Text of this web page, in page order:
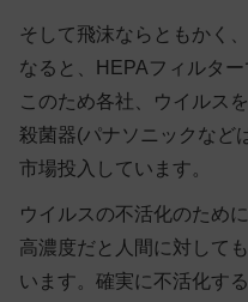
そして飛沫ならともかく
なると、HEPAフィルタ
このため各社、ウイルス
殺菌器(パナソニックなど
市場投入しています。
ウイルスの不活化のため
高濃度だと人間に対して
います。確実に不活化す